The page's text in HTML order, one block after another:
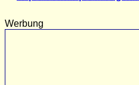
Werbung